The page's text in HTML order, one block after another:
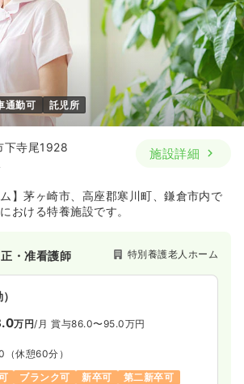
通勤可 託児所
下寺尾1928
施設詳細
ム】茅ヶ崎市、高座郡寒川町、鎌倉市内で
おける特養施設です。
正・准看護師 特別養護老人ホーム
万円/月 賞与86.0〜95.0万円
（休憩60分）
ブランク可 新卒可
第二新卒可